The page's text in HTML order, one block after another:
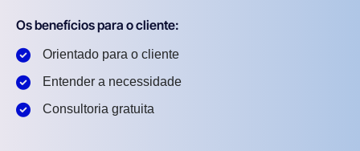
Os benefícios para o cliente:
Orientado para o cliente
Entender a necessidade
Consultoria gratuita